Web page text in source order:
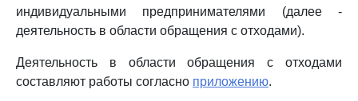
индивидуальными предпринимателями (далее -
деятельность в области обращения с отходами).
Деятельность в области обращения с отходами
составляют работы согласно приложению.